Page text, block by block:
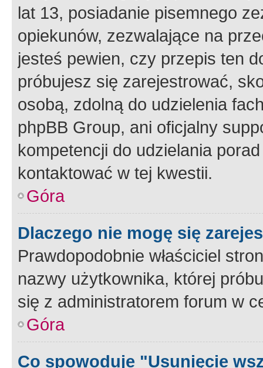
lat 13, posiadanie pisemnego
opiekunów, zezwalające na
jesteś pewien, czy przepis ten
próbujesz się zarejestrować,
osobą, zdolną do udzielenia
phpBB Group, ani oficjalny
kompetencji do udzielania
kontaktować w tej kwestii.
Góra
Dlaczego nie mogę się
Prawdopodobnie właściciel
nazwy użytkownika, której
się z administratorem forum w
Góra
Co spowoduje "Usunięcie